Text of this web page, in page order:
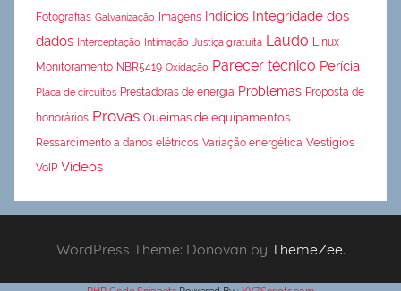
Fotografias Galvanização Imagens Indícios Integridade dos
dados Interceptação Intimação Justiça gratuita Laudo Linux
Monitoramento NBR5419 Oxidação Parecer técnico Perícia
Placa de circuitos Prestadoras de energia Problemas Proposta de
honorários Provas Queimas de equipamentos
Ressarcimento a danos elétricos Variação energética Vestígios
VoIP Vídeos
WordPress Theme: Donovan by ThemeZee.